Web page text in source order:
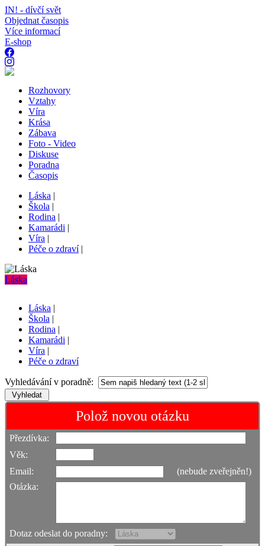
IN! - dívčí svět
Objednat časopis
Více informací
E-shop
Rozhovory
Vztahy
Víra
Krása
Zábava
Foto - Video
Diskuse
Poradna
Časopis
Láska |
Škola |
Rodina |
Kamarádi |
Víra |
Péče o zdraví|
Láska
Láska |
Škola |
Rodina |
Kamarádi |
Víra |
Péče o zdraví
Vyhledávání v poradně:
Polož novou otázku
Přezdívka:
Věk:
Email:
(nebude zveřejněn!)
Otázka:
Dotaz odeslat do poradny: